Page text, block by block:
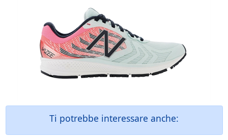
Ti potrebbe interessare anche: